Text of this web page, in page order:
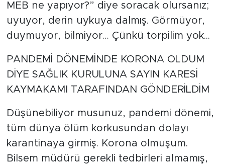
MEB ne yapıyor?” diye soracak olursanız;
uyuyor, derin uykuya dalmış. Görmüyor,
duymuyor, bilmiyor… Çünkü torpilim yok...
PANDEMİ DÖNEMİNDE KORONA OLDUM
DİYE SAĞLIK KURULUNA SAYIN KARESİ
KAYMAKAMI TARAFINDAN GÖNDERİLDİM
Düşünebiliyor musunuz, pandemi dönemi,
tüm dünya ölüm korkusundan dolayı
karantinaya girmiş. Korona olmuşum.
Bilsem müdürü gerekli tedbirleri almamış,